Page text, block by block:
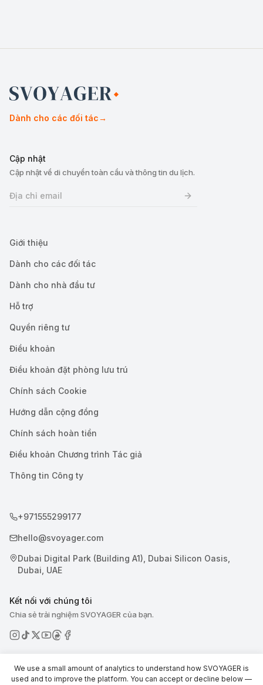
Dành cho các đối tác→
Cập nhật
Cập nhật về di chuyển toàn cầu và thông tin du lịch.
Giới thiệu
Dành cho các đối tác
Dành cho nhà đầu tư
Hỗ trợ
Quyền riêng tư
Điều khoản
Điều khoản đặt phòng lưu trú
Chính sách Cookie
Hướng dẫn cộng đồng
Chính sách hoàn tiền
Điều khoản Chương trình Tác giả
Thông tin Công ty
+971555299177
hello@svoyager.com
Dubai Digital Park (Building A1), Dubai Silicon Oasis,
Dubai, UAE
Kết nối với chúng tôi
Chia sẻ trải nghiệm SVOYAGER của bạn.
We use a small amount of analytics to understand how SVOYAGER is
used and to improve the platform. You can accept or decline below —